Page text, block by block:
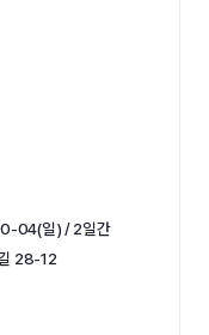
04(일) / 2일간
28-12